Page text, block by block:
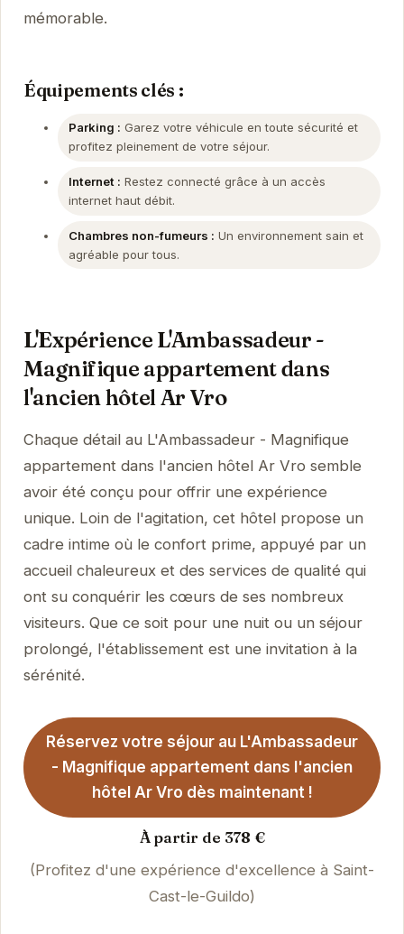
mémorable.
Équipements clés :
Parking : Garez votre véhicule en toute sécurité et
profitez pleinement de votre séjour.
Internet : Restez connecté grâce à un accès
internet haut débit.
Chambres non-fumeurs : Un environnement sain et
agréable pour tous.
L'Expérience L'Ambassadeur -
Magnifique appartement dans
l'ancien hôtel Ar Vro
Chaque détail au L'Ambassadeur - Magnifique
appartement dans l'ancien hôtel Ar Vro semble
avoir été conçu pour offrir une expérience
unique. Loin de l'agitation, cet hôtel propose un
cadre intime où le confort prime, appuyé par un
accueil chaleureux et des services de qualité qui
ont su conquérir les cœurs de ses nombreux
visiteurs. Que ce soit pour une nuit ou un séjour
prolongé, l'établissement est une invitation à la
sérénité.
Réservez votre séjour au L'Ambassadeur
- Magnifique appartement dans l'ancien
hôtel Ar Vro dès maintenant !
À partir de 378 €
(Profitez d'une expérience d'excellence à Saint-
Cast-le-Guildo)